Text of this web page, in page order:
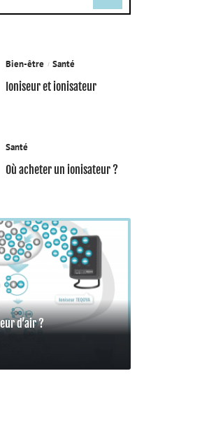
Bien-être Santé
Ioniseur et ionisateur
Santé
Où acheter un ionisateur ?
d’air ?